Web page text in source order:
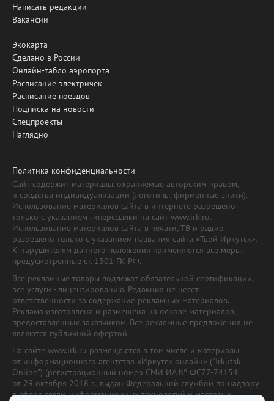
Написать редакции
Вакансии
Экокарта
Сделано в России
Онлайн-табло аэропорта
Расписание электричек
Расписание поездов
Подписка на новости
Спецпроекты
Наглядно
Политика конфиденциальности
Сайт содержит материалы, охраняемые авторским правом,
и средства индивидуализации (логотипы, фирменные знаки).
Использование материалов сайта в интернете разрешено
только с указанием гиперссылки на сайт www.irk.ru.
Использование материалов сайта в печати, ТВ и радио
разрешено только с указанием названия сайта «Твой Иркутск».
К нарушителям данного положения применяются все меры,
предусмотренные ст. 1301 ГК РФ.
Все рекламные товары подлежат обязательной сертификации,
все услуги - лицензированию. Редакция не несет
ответственности за содержание рекламных материалов.
Реклама изготовлена и размещена на основе материалов,
предоставленных заказчиком. Все рекламные предложения не
являются публичной офертой.
На сайте www.irk.ru размещаются в том числе и материалы
от информационного агентства «Иркутск онлайн» ("Irkutsk
Online") (регистрационный номер СМИ ИА № ФС77-74154
от 29 октября 2018 г., выдан Федеральной службой по надзору
в сфере связи, информационных технологий и массовых